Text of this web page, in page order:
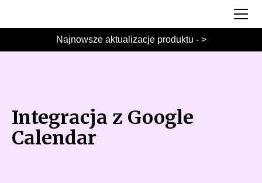
Najnowsze aktualizacje produktu - >
Integracja z Google
Calendar